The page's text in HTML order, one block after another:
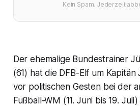
Kein Spam. Jederzeit
Der ehemalige Bundestrainer
(61) hat die DFB-Elf um Kapitän
vor politischen Gesten bei der
Fußball-WM (11. Juni bis 19.